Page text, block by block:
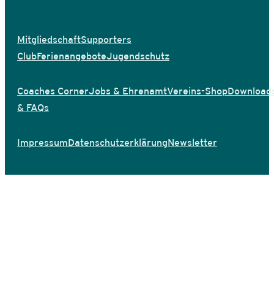
MitgliedschaftSupporters
ClubFerienangeboteJugendschutz
Coaches CornerJobs & EhrenamtVereins-Shop
& FAQs
ImpressumDatenschutzerklärungNewsletter